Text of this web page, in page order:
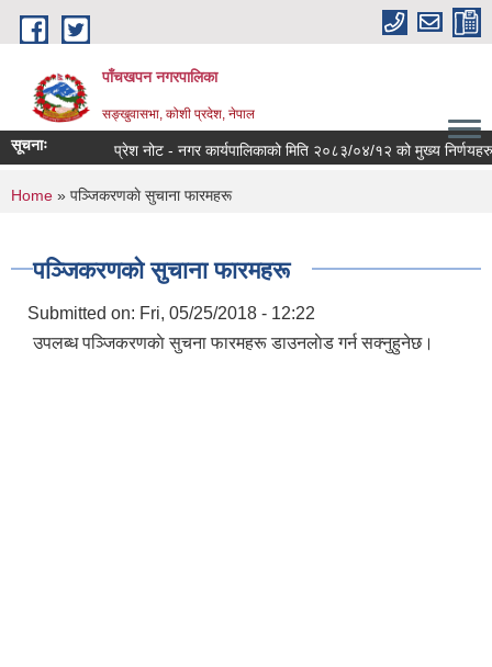
Skip to main content
पाँचखपन नगरपालिका
सङ्खु‍वासभा, कोशी प्रदेश, नेपाल
सूचनाः प्रेश नोट - नगर कार्यपालिकाको मिति २०८३/०४/१२ को मुख्य निर्णयहरु ।
You are here
Home » पञ्जिकरणकाे सुचाना फारमहरू
पञ्जिकरणकाे सुचाना फारमहरू
Submitted on: Fri, 05/25/2018 - 12:22
उपलब्ध पञ्जिकरणकाे सुचना फारमहरू डाउनलाेड गर्न सक्नुहुनेछ।